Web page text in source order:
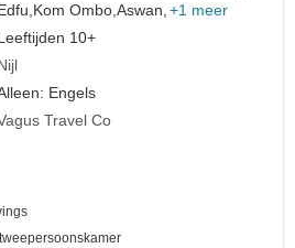
Kom Ombo,Aswan, +1 meer
10+
Engels
Travel Co